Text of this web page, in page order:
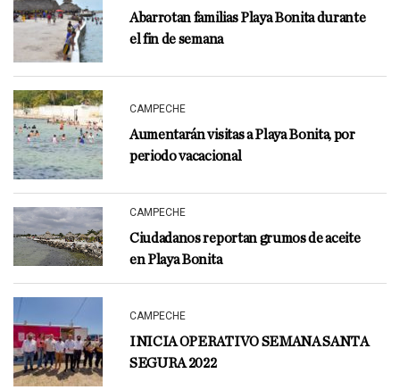
Abarrotan familias Playa Bonita durante
el fin de semana
CAMPECHE
Aumentarán visitas a Playa Bonita, por
periodo vacacional
CAMPECHE
Ciudadanos reportan grumos de aceite
en Playa Bonita
CAMPECHE
INICIA OPERATIVO SEMANA SANTA
SEGURA 2022